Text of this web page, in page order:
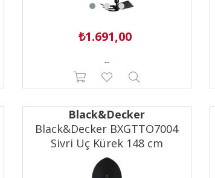
₺1.691,00
--
Black&Decker
Black&Decker BXGTTO7004
Sivri Uç Kürek 148 cm